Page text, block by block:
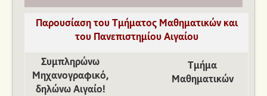
Παρουσίαση του Τμήματος Μαθηματικών και
του Πανεπιστημίου Αιγαίου
Συμπληρώνω
Μηχανογραφικό,
δηλώνω Αιγαίο!
Τμήμα
Μαθηματικών